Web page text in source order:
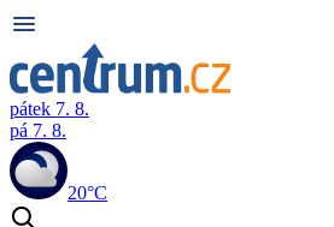
pátek 7. 8.
pá 7. 8.
20°C